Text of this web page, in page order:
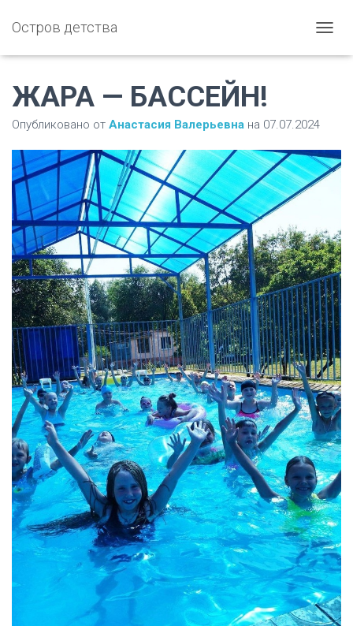
Остров детства
Е
И
Т
В
И
Г
А
Ц
И
Ю
ЖАРА — БАССЕЙН!
Опубликовано от Анастасия Валерьевна на 07.07.2024